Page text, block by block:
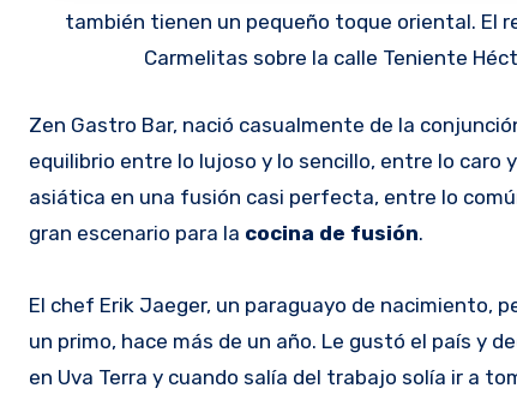
también tienen un pequeño toque oriental. El
Carmelitas sobre la calle Teniente
Zen Gastro Bar, nació casualmente de la conjunción de dos culturas y se concretó en un proyecto ambicioso que logró el
equilibrio entre lo lujoso y lo sencillo, entre lo
asiática en una fusión casi perfecta, entre lo
gran escenario para la cocina de fusión.
El chef Erik Jaeger, un paraguayo de nacimiento,
un primo, hace más de un año. Le gustó el país y
en Uva Terra y cuando salía del trabajo solía ir a